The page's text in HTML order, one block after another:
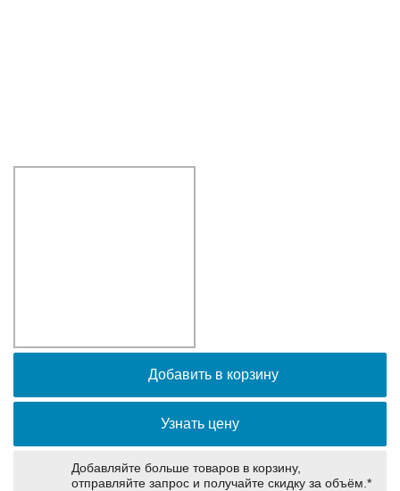
Добавить в корзину
Узнать цену
Добавляйте больше товаров в корзину,
отправляйте запрос и получайте скидку за объём.*